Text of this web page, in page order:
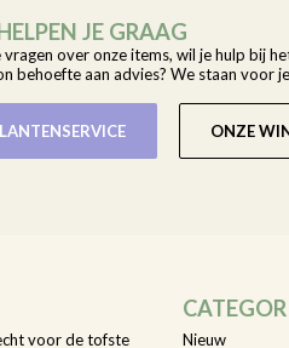
JE GRAAG
vragen over onze items, wil je hulp bij
behoefte aan advies? We staan voor
ONZE
voor de tofste
Nieuw